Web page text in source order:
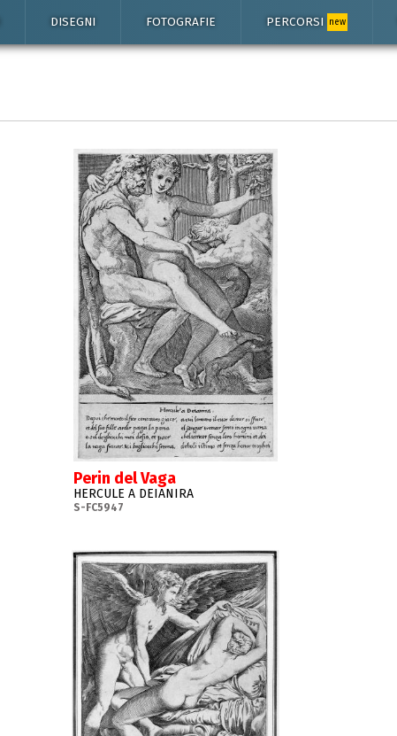
DISEGNI FOTOGRAFIE PERCORSI new
Perin del Vaga
HERCULE A DEIANIRA
S-FC5947